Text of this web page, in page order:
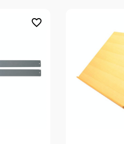
favorite_border